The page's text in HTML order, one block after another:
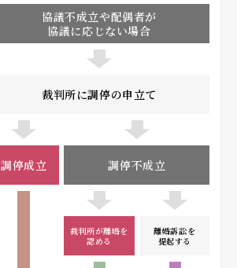
協議不成立や配偶者が
協議に応じない場合
裁判所に調停の申立て
調停成立 調停不成立
裁判所が離婚を
認める
離婚訴訟を
提起する